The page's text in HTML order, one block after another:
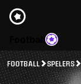
FOOTBALL SPELERS